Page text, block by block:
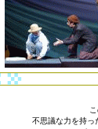
不思議な力を持っ